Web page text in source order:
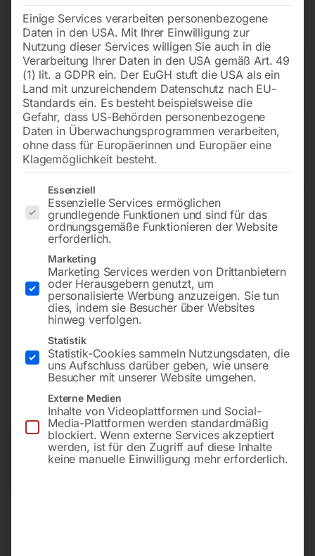
Wasserkühleinheit GRV 14, 230
V./50 Hz., Art. 1681
passend für SYNSTAR 270 T (14702), 330 TC (14704),
330 TS (14706) JETZT BIS ZU 24 MONATE GARANTIE
BEANTRAGEN! Dazu einfach bis 15 Tage nach
Kaufdatum unter
https://welding.cebora.it/de/assistance/register-your-
product registrieren.
1.128,00
inkl. MwSt.
Kostenloser Versand
Lieferzeit:ca. 2 - 3 Tage
Versandkosten Standard (Österreich):€0,00
Bitte beachten Sie: Die Versandkosten gelten für Österreich.
Einige Services verarbeiten personenbezogene
Daten in den USA. Mit Ihrer Einwilligung zur
Nutzung dieser Services willigen Sie auch in die
Verarbeitung Ihrer Daten in den USA gemäß Art. 49
(1) lit. a GDPR ein. Der EuGH stuft die USA als ein
Land mit unzureichendem Datenschutz nach EU-
Standards ein. Es besteht beispielsweise die
Gefahr, dass US-Behörden personenbezogene
Daten in Überwachungsprogrammen verarbeiten,
ohne dass für Europäerinnen und Europäer eine
Klagemöglichkeit besteht.
Es folgt eine Liste der Service-Gruppen, für die eine
Essenziell
Essenzielle Services ermöglichen
grundlegende Funktionen und sind für das
ordnungsgemäße Funktionieren der Website
erforderlich.
Marketing
Marketing Services werden von Drittanbietern
oder Herausgebern genutzt, um
personalisierte Werbung anzuzeigen. Sie tun
dies, indem sie Besucher über Websites
hinweg verfolgen.
Statistik
Statistik-Cookies sammeln Nutzungsdaten, die
uns Aufschluss darüber geben, wie unsere
Besucher mit unserer Website umgehen.
Externe Medien
Inhalte von Videoplattformen und Social-
Media-Plattformen werden standardmäßig
blockiert. Wenn externe Services akzeptiert
werden, ist für den Zugriff auf diese Inhalte
keine manuelle Einwilligung mehr erforderlich.